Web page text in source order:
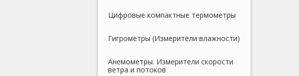
Цифровые компактные термометры
Гигрометры (Измерители влажности)
Анемометры. Измерители скорости
ветра и потоков